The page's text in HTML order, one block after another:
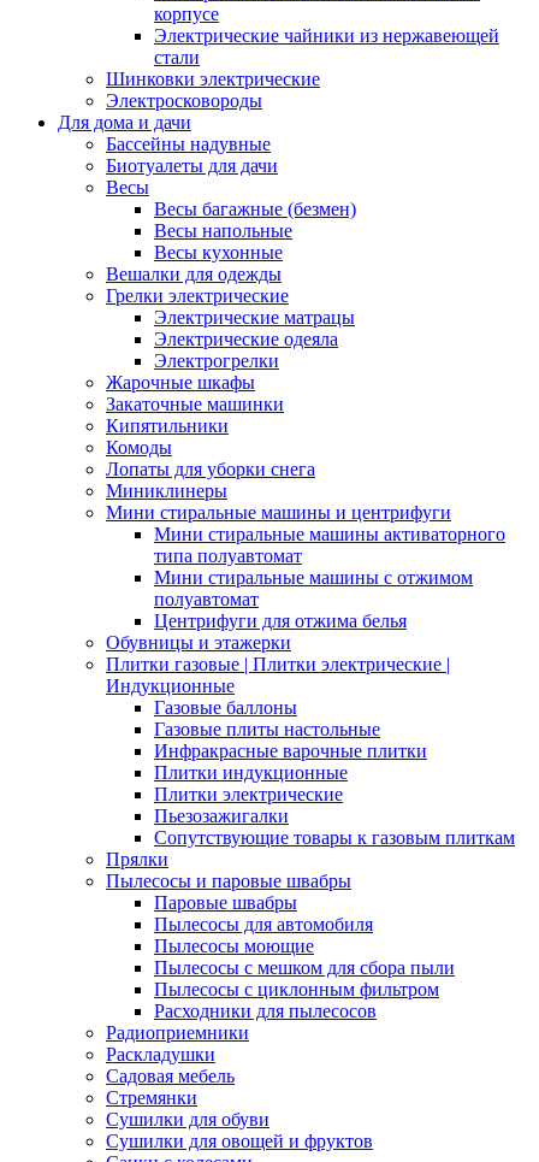
корпусе
Электрические чайники из нержавеющей
стали
Шинковки электрические
Электросковороды
Для дома и дачи
Бассейны надувные
Биотуалеты для дачи
Весы
Весы багажные (безмен)
Весы напольные
Весы кухонные
Вешалки для одежды
Грелки электрические
Электрические матрацы
Электрические одеяла
Электрогрелки
Жарочные шкафы
Закаточные машинки
Кипятильники
Комоды
Лопаты для уборки снега
Миниклинеры
Мини стиральные машины и центрифуги
Мини стиральные машины активаторного
типа полуавтомат
Мини стиральные машины с отжимом
полуавтомат
Центрифуги для отжима белья
Обувницы и этажерки
Плитки газовые | Плитки электрические |
Индукционные
Газовые баллоны
Газовые плиты настольные
Инфракрасные варочные плитки
Плитки индукционные
Плитки электрические
Пьезозажигалки
Сопутствующие товары к газовым плиткам
Прялки
Пылесосы и паровые швабры
Паровые швабры
Пылесосы для автомобиля
Пылесосы моющие
Пылесосы с мешком для сбора пыли
Пылесосы с циклонным фильтром
Расходники для пылесосов
Радиоприемники
Раскладушки
Садовая мебель
Стремянки
Сушилки для обуви
Сушилки для овощей и фруктов